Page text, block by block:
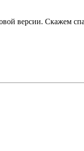
версии. Скажем